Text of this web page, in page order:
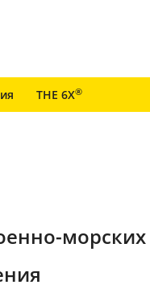
THE 6X®
морских